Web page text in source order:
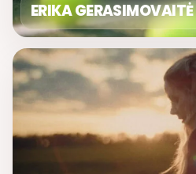
ERIKA